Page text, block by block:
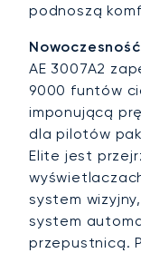
podnoszą
AE 3007A2
9000 funtów
imponującą
dla pilotów
Elite jest
system
system
przepustnicą.